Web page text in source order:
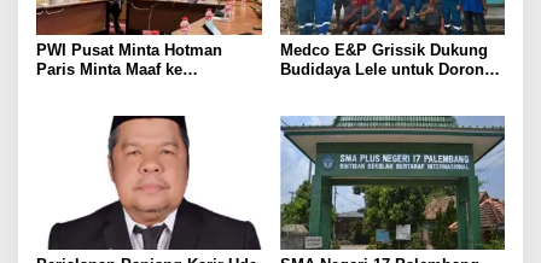
PWI Pusat Minta Hotman
Paris Minta Maaf ke
Medco E&P Grissik Dukung
Budidaya Lele untuk Dorong